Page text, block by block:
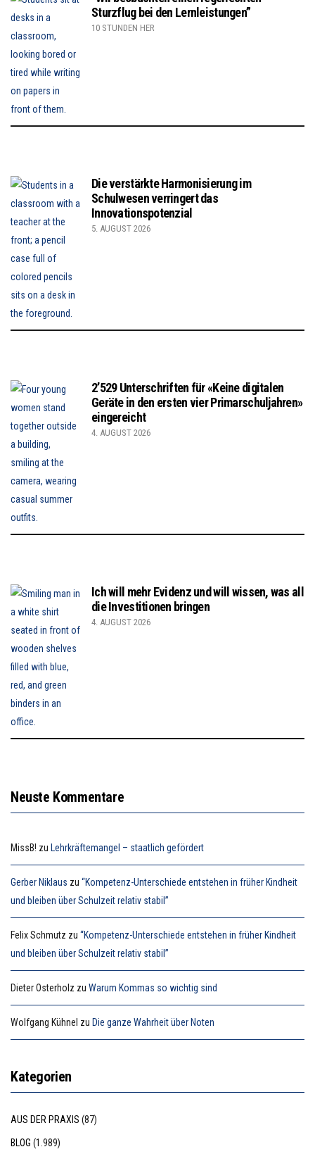
Sturzflug bei den Lernleistungen”
10 STUNDEN HER
Die verstärkte Harmonisierung im
Schulwesen verringert das
Innovationspotenzial
5. AUGUST 2026
2’529 Unterschriften für «Keine digitalen
Geräte in den ersten vier Primarschuljahren»
eingereicht
4. AUGUST 2026
Ich will mehr Evidenz und will wissen, was all
die Investitionen bringen
4. AUGUST 2026
Neuste Kommentare
MissB! zu Lehrkräftemangel – staatlich gefördert
Gerber Niklaus zu “Kompetenz-Unterschiede entstehen in früher Kindheit
und bleiben über Schulzeit relativ stabil”
Felix Schmutz zu “Kompetenz-Unterschiede entstehen in früher Kindheit
und bleiben über Schulzeit relativ stabil”
Dieter Osterholz zu Warum Kommas so wichtig sind
Wolfgang Kühnel zu Die ganze Wahrheit über Noten
Kategorien
AUS DER PRAXIS (87)
BLOG (1.989)